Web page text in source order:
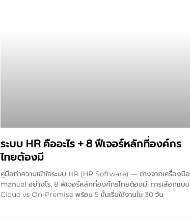
ระบบ HR คืออะไร + 8 ฟีเจอร์หลักที่องค์กร
ไทยต้องมี
คู่มือทำความเข้าใจระบบ HR (HR Software) — ต่างจากเครื่องมือ
manual อย่างไร, 8 ฟีเจอร์หลักที่องค์กรไทยต้องมี, การเลือกแบบ
Cloud vs On-Premise พร้อม 5 ขั้นเริ่มใช้งานใน 30 วัน